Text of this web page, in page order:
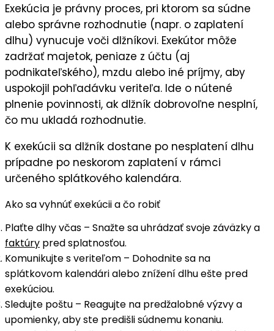
Exekúcia je právny proces, pri ktorom sa súdne
alebo správne rozhodnutie (napr. o zaplatení
dlhu) vynucuje voči dlžníkovi. Exekútor môže
zadržať majetok, peniaze z účtu (aj
podnikateľského), mzdu alebo iné príjmy, aby
uspokojil pohľadávku veriteľa. Ide o nútené
plnenie povinnosti, ak dlžník dobrovoľne nesplní,
čo mu ukladá rozhodnutie.
K exekúcii sa dlžník dostane po nesplatení dlhu
prípadne po neskorom zaplatení v rámci
určeného splátkového kalendára.
Ako sa vyhnúť exekúcii a čo robiť
Plaťte dlhy včas – Snažte sa uhrádzať svoje záväzky a
faktúry pred splatnosťou.
Komunikujte s veriteľom – Dohodnite sa na
splátkovom kalendári alebo znížení dlhu ešte pred
exekúciou.
Sledujte poštu – Reagujte na predžalobné výzvy a
upomienky, aby ste predišli súdnemu konaniu.